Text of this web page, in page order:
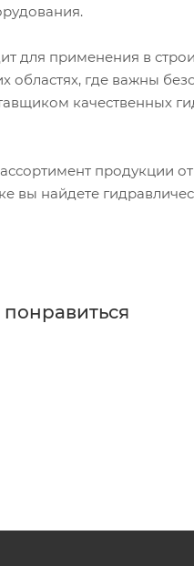
для применения в
областях, где важны
качественных
продукции
вы найдете